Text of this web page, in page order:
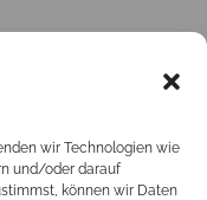
wir Technologien wie
und/oder darauf
können wir Daten
eineGOOGLE